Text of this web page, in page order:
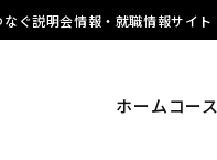
ぐ説明会情報・就職情報サイト
ホームコース